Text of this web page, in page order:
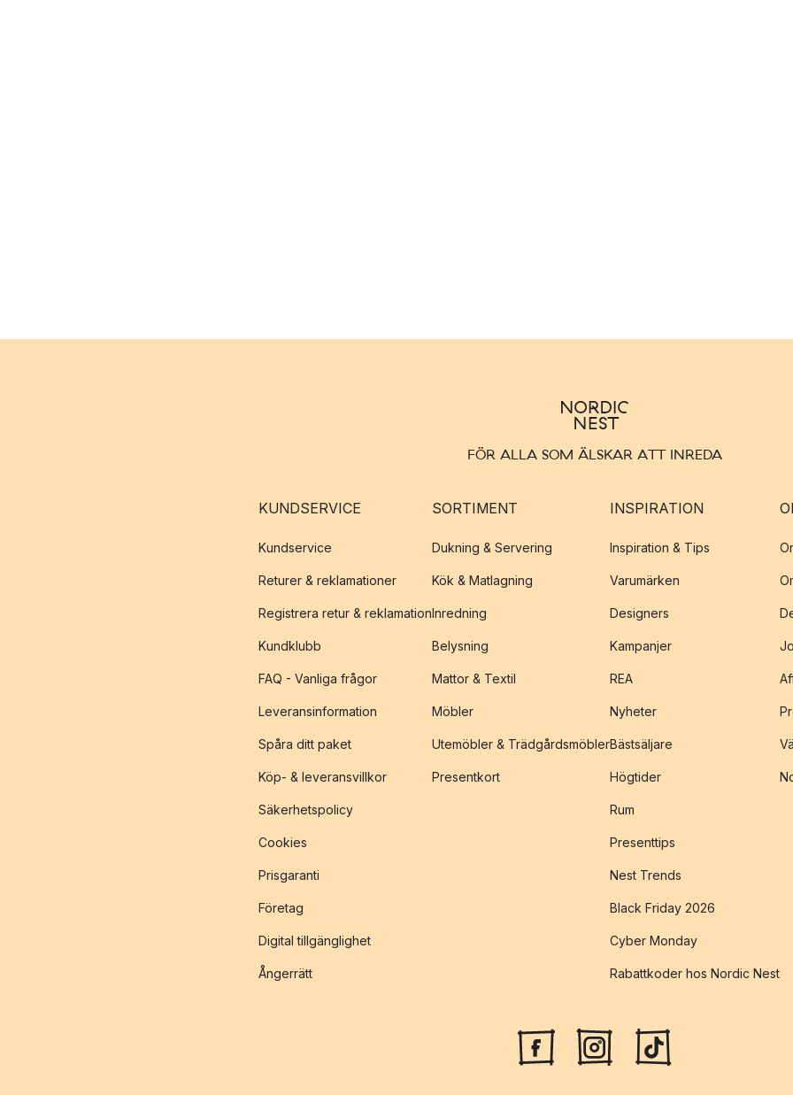
FÖR ALLA SOM ÄLSKAR ATT INREDA
KUNDSERVICE
Kundservice
Returer & reklamationer
Registrera retur & reklamation
Kundklubb
FAQ - Vanliga frågor
Leveransinformation
Spåra ditt paket
Köp- & leveransvillkor
Säkerhetspolicy
Cookies
Prisgaranti
Företag
Digital tillgänglighet
Ångerrätt
SORTIMENT
Dukning & Servering
Kök & Matlagning
Inredning
Belysning
Mattor & Textil
Möbler
Utemöbler & Trädgårdsmöbler
Presentkort
INSPIRATION
Inspiration & Tips
Varumärken
Designers
Kampanjer
REA
Nyheter
Bästsäljare
Högtider
Rum
Presenttips
Nest Trends
Black Friday 2026
Cyber Monday
Rabattkoder hos Nordic Nest